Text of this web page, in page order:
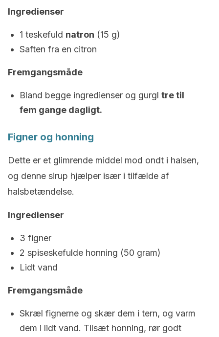
Ingredienser
1 teskefuld natron (15 g)
Saften fra en citron
Fremgangsmåde
Bland begge ingredienser og gurgl tre til
fem gange dagligt.
Figner og honning
Dette er et glimrende middel mod ondt i halsen,
og denne sirup hjælper især i tilfælde af
halsbetændelse.
Ingredienser
3 figner
2 spiseskefulde honning (50 gram)
Lidt vand
Fremgangsmåde
Skræl fignerne og skær dem i tern, og varm
dem i lidt vand. Tilsæt honning, rør godt